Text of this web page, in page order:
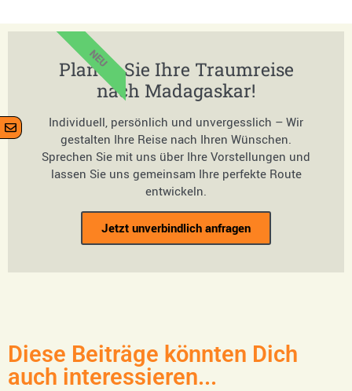
Planen Sie Ihre Traumreise
nach Madagaskar!
Individuell, persönlich und unvergesslich – Wir
gestalten Ihre Reise nach Ihren Wünschen.
Sprechen Sie mit uns über Ihre Vorstellungen und
lassen Sie uns gemeinsam Ihre perfekte Route
entwickeln.
Jetzt unverbindlich anfragen
NEU
Diese Beiträge könnten Dich
auch interessieren...